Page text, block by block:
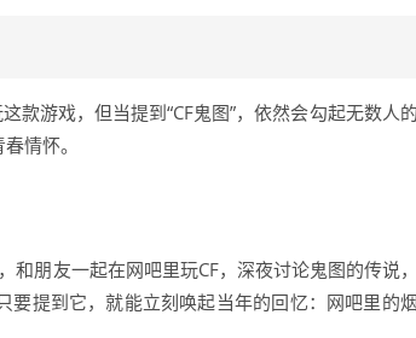
款游戏，但当提到“CF鬼图”，依然会勾起无数人的
情怀。
朋友一起在网吧里玩CF，深夜讨论鬼图的传说，
要提到它，就能立刻唤起当年的回忆：网吧里的烟